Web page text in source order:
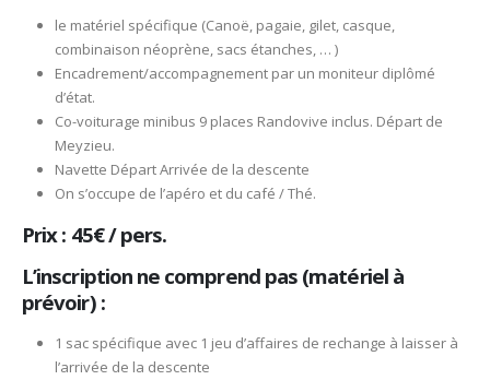
le matériel spécifique (Canoë, pagaie, gilet, casque,
combinaison néoprène, sacs étanches, … )
Encadrement/accompagnement par un moniteur diplômé
d’état.
Co-voiturage minibus 9 places Randovive inclus. Départ de
Meyzieu.
Navette Départ Arrivée de la descente
On s’occupe de l’apéro et du café / Thé.
Prix : 45€ / pers.
L’inscription ne comprend pas (matériel à
prévoir) :
1 sac spécifique avec 1 jeu d’affaires de rechange à laisser à
l’arrivée de la descente